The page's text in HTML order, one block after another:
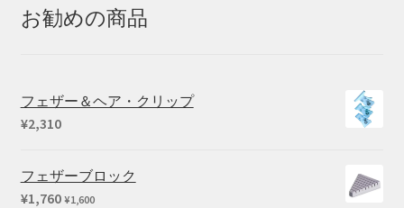
–
¥25,410
お勧めの商品
フェザー＆ヘア・クリップ
¥2,310
フェザーブロック
¥1,760 ¥1,600